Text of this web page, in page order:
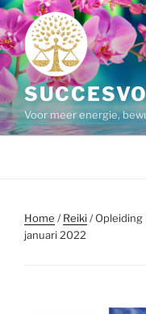
Ga
naar
de
inhoud
Voor meer energie,
Home /Reiki / Opleiding
januari 2022